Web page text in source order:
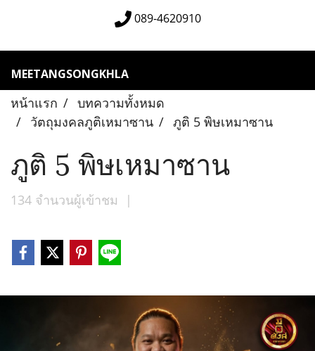
089-4620910
MEETANGSONGKHLA
หน้าแรก
บทความทั้งหมด
วัตถุมงคลภูติเหมาซาน
ภูติ 5 พิษเหมาซาน
ภูติ 5 พิษเหมาซาน
134 จำนวนผู้เข้าชม |